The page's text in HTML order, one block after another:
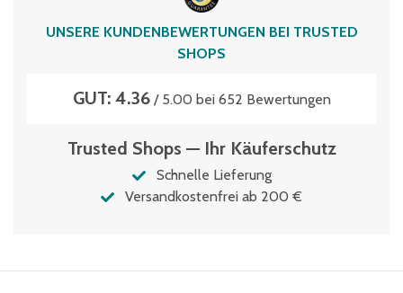
UNSERE KUNDENBEWERTUNGEN BEI TRUSTED
SHOPS
GUT: 4.36/ 5.00 bei 652 Bewertungen
Trusted Shops — Ihr Käuferschutz
Schnelle Lieferung
Versandkostenfrei ab 200 €